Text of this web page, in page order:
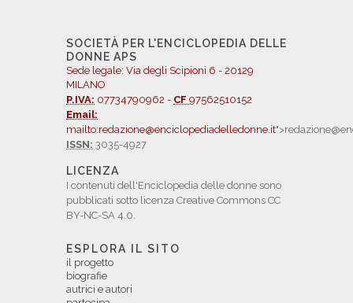
SOCIETÀ PER L'ENCICLOPEDIA DELLE
DONNE APS
Sede legale: Via degli Scipioni 6 - 20129
MILANO
P.IVA: 07734790962 - CF 97562510152
Email:
mailto:redazione@enciclopediadelledonne.it
ISSN: 3035-4927
LICENZA
I contenuti dell'Enciclopedia delle donne sono
pubblicati sotto licenza Creative Commons CC
BY-NC-SA 4.0.
ESPLORA IL SITO
il progetto
biografie
autrici e autori